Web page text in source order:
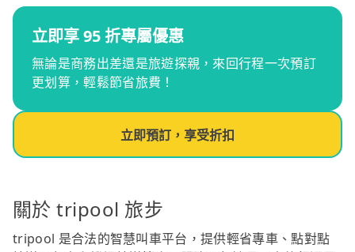
立即享 95 折專屬優惠
無論是商務出差還是旅遊探親，來回行程一次預訂
更划算，輕鬆節省旅費！
立即預訂，享受折扣
關於 tripool 旅步
tripool 是合法的智慧叫車平台，提供輕省專車、點對點